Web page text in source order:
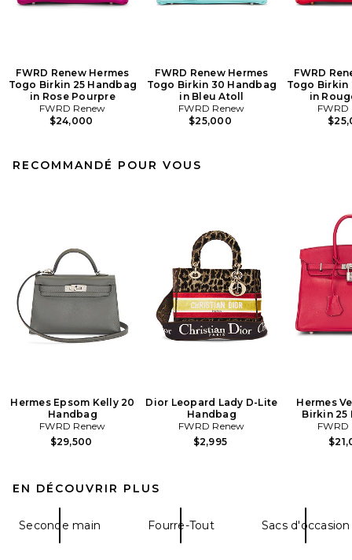
FWRD Renew Hermes
Togo Birkin 25 Handbag
in Rose Pourpre
FWRD Renew
$24,000
FWRD Renew Hermes
Togo Birkin 30 Handbag
in Bleu Atoll
FWRD Renew
$25,000
FWRD
Togo Birkin
in
FWRD
RECOMMANDÉ POUR VOUS
Hermes Epsom Kelly 20
Handbag
FWRD Renew
$29,500
Dior Leopard Lady D-Lite
Handbag
FWRD Renew
$2,995
Hermes
Birkin 25
FWRD
EN DÉCOUVRIR PLUS
Seconde main Fourre-Tout Sacs d'occasion